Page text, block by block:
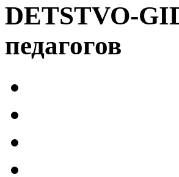
DETSTVO-
педагогов